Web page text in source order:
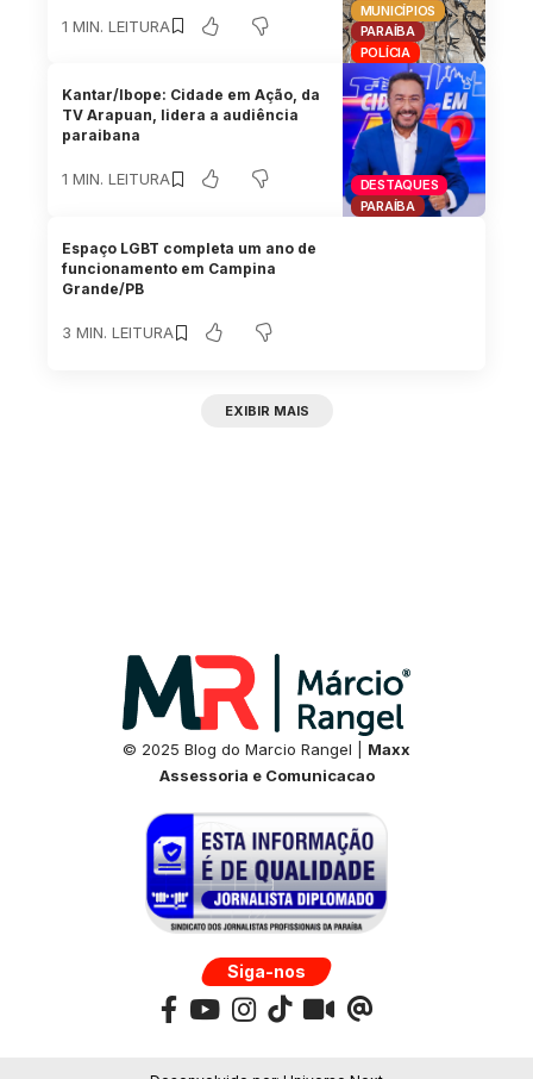
MUNICÍPIOS
PARAÍBA
POLÍCIA
1 MIN. LEITURA
DESTAQUES
PARAÍBA
Kantar/Ibope: Cidade em Ação, da
TV Arapuan, lidera a audiência
paraibana
1 MIN. LEITURA
Espaço LGBT completa um ano de
funcionamento em Campina
Grande/PB
3 MIN. LEITURA
EXIBIR MAIS
© 2025 Blog do Marcio Rangel | Maxx
Assessoria e Comunicacao
Siga-nos